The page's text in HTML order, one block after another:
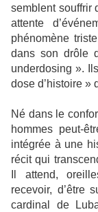
semblent souffrir
attente
phénomène
dans son drôle
underdosing ».
dose d’histoire »
Né dans le
hommes peut-
intégrée à une
récit qui
Il attend,
recevoir, d’être
cardinal de